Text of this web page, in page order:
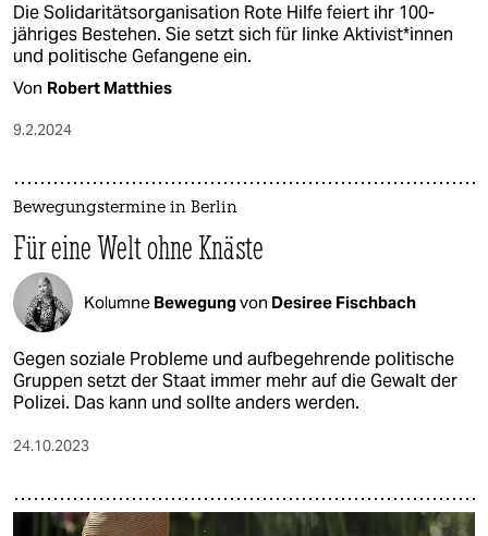
Die Solidaritätsorganisation Rote Hilfe feiert ihr 100-
jähriges Bestehen. Sie setzt sich für linke Ak­ti­vis­t*in­nen
und politische Gefangene ein.
Von Robert Matthies
9.2.2024
Bewegungstermine in Berlin
Für eine Welt ohne Knäste
Kolumne Bewegungvon Desiree Fischbach
Gegen soziale Probleme und aufbegehrende politische
Gruppen setzt der Staat immer mehr auf die Gewalt der
Polizei. Das kann und sollte anders werden.
24.10.2023